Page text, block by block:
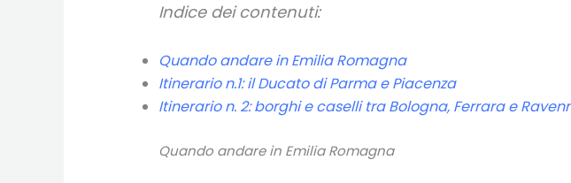
Indice dei contenuti:
Quando andare in Emilia Romagna
Itinerario n.1: il Ducato di Parma e Piacenza
Itinerario n. 2: borghi e caselli tra Bologna, Ferrara e
Quando andare in Emilia Romagna